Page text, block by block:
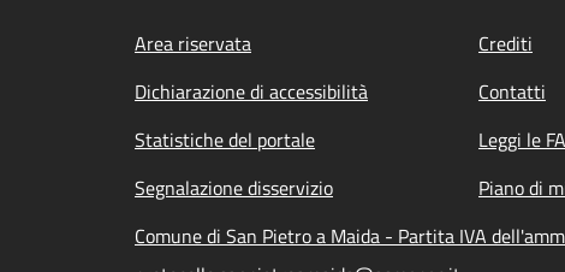
Footer menu
Area riservata Crediti
Dichiarazione di accessibilità
Contatti
Statistiche del portale
Leggi le
Segnalazione disservizio
Piano di
Comune di San Pietro a Maida - Partita IVA